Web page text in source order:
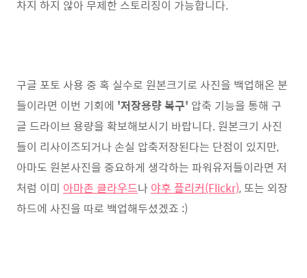
차지 하지 않아 무제한 스토리징이 가능합니다.
구글 포토 사용 중 혹 실수로 원본크기로 사진을 백업해온 분
들이라면 이번 기회에 '저장용량 복구' 압축 기능을 통해 구
글 드라이브 용량을 확보해보시기 바랍니다. 원본크기 사진
들이 리사이즈되거나 손실 압축저장된다는 단점이 있지만,
아마도 원본사진을 중요하게 생각하는 파워유저들이라면 저
처럼 이미 아마존 클라우드나 야후 플리커(Flickr), 또는 외장
하드에 사진을 따로 백업해두셨겠죠 :)